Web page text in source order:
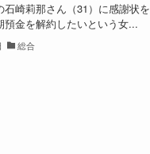
石崎莉那さん（31）に感謝状を
預金を解約したいという女...
総合